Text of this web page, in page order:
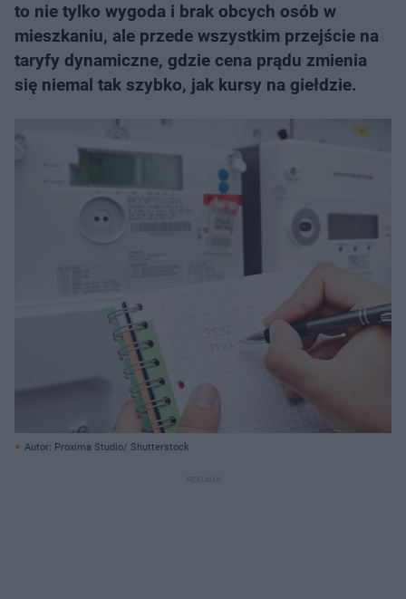
to nie tylko wygoda i brak obcych osób w
mieszkaniu, ale przede wszystkim przejście na
taryfy dynamiczne, gdzie cena prądu zmienia
się niemal tak szybko, jak kursy na giełdzie.
Autor: Proxima Studio/ Shutterstock